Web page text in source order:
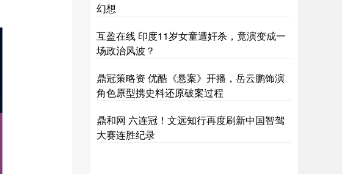
幻想
互盈在线 印度11岁女童遭奸杀，竟演变成一
场政治风波？
鼎冠策略资 优酷《悬案》开播，岳云鹏饰演
角色原型携史料还原破案过程
鼎和网 六连冠！文远知行再度刷新中国智驾
大赛连胜纪录